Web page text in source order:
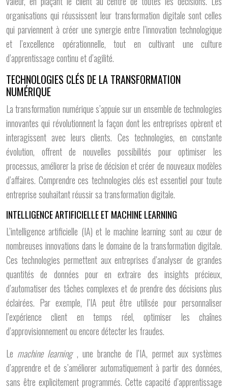
organisations qui réussissent leur transformation digitale sont celles
qui parviennent à créer une synergie entre l’innovation technologique
et l’excellence opérationnelle, tout en cultivant une culture
d’apprentissage continu et d’agilité.
TECHNOLOGIES CLÉS DE LA TRANSFORMATION
NUMÉRIQUE
La transformation numérique s’appuie sur un ensemble de technologies
innovantes qui révolutionnent la façon dont les entreprises opèrent et
interagissent avec leurs clients. Ces technologies, en constante
évolution, offrent de nouvelles possibilités pour optimiser les
processus, améliorer la prise de décision et créer de nouveaux modèles
d’affaires. Comprendre ces technologies clés est essentiel pour toute
entreprise souhaitant réussir sa transformation digitale.
INTELLIGENCE ARTIFICIELLE ET MACHINE LEARNING
L’intelligence artificielle (IA) et le machine learning sont au cœur de
nombreuses innovations dans le domaine de la transformation digitale.
Ces technologies permettent aux entreprises d’analyser de grandes
quantités de données pour en extraire des insights précieux,
d’automatiser des tâches complexes et de prendre des décisions plus
éclairées. Par exemple, l’IA peut être utilisée pour personnaliser
l’expérience client en temps réel, optimiser les chaînes
d’approvisionnement ou encore détecter les fraudes.
Le machine learning , une branche de l’IA, permet aux systèmes
d’apprendre et de s’améliorer automatiquement à partir des données,
sans être explicitement programmés. Cette capacité d’apprentissage